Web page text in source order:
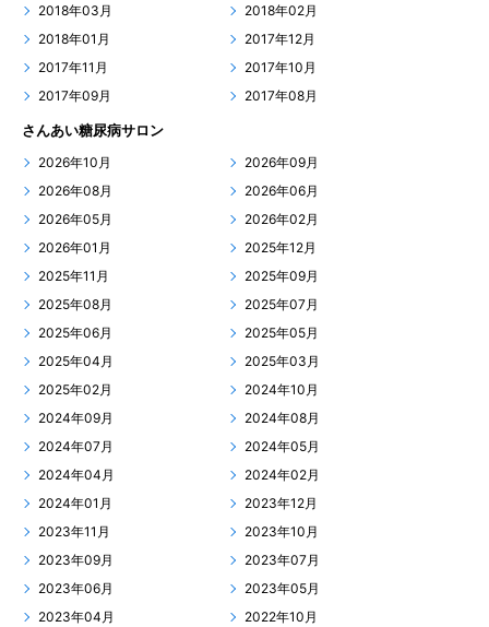
2018年03月
2018年02月
2018年01月
2017年12月
2017年11月
2017年10月
2017年09月
2017年08月
さんあい糖尿病サロン
2026年10月
2026年09月
2026年08月
2026年06月
2026年05月
2026年02月
2026年01月
2025年12月
2025年11月
2025年09月
2025年08月
2025年07月
2025年06月
2025年05月
2025年04月
2025年03月
2025年02月
2024年10月
2024年09月
2024年08月
2024年07月
2024年05月
2024年04月
2024年02月
2024年01月
2023年12月
2023年11月
2023年10月
2023年09月
2023年07月
2023年06月
2023年05月
2023年04月
2022年10月